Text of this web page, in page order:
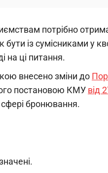
потрібно
із сумісниками у
на ці питання.
внесено зміни до
постановою КМУ від
бронювання.